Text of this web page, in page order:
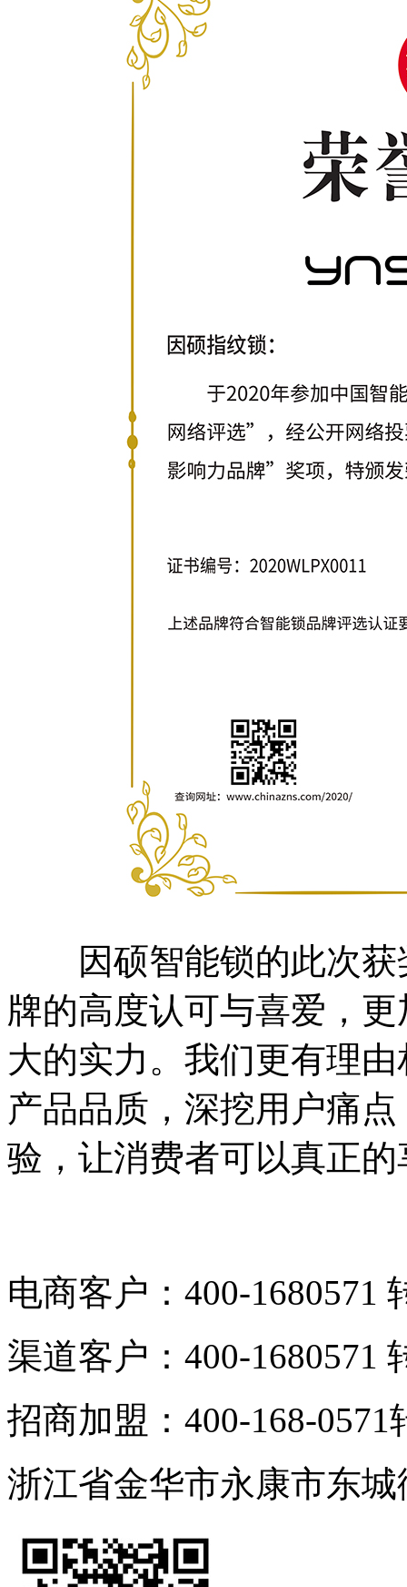
因硕智能锁的此次获
牌的高度认可与喜爱，
大的实力。我们更有理
产品品质，深挖用户痛
验，让消费者可以真正
电商客户：400-1680571
渠道客户：400-1680571
招商加盟：400-168-0571
浙江省金华市永康市东